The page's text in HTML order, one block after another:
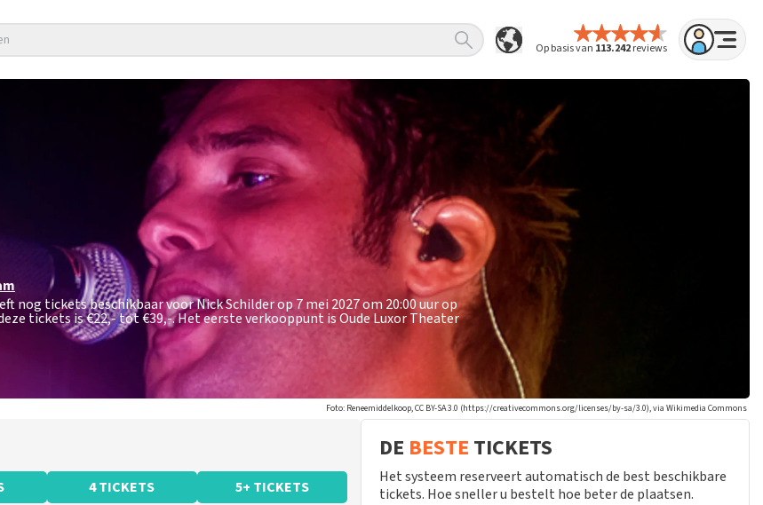
Op basis van 113.242reviews
nog tickets beschikbaar voor Nick Schilder op 7 mei 2027 om 20:00 uur op
tickets is€22,- tot €39,-. Het eerste verkooppunt is Oude Luxor Theater
Foto: Reneemiddelkoop, CC BY-SA 3.0 (https://creativecommons.org/licenses/by-sa/3.0), via Wikimedia Commons
4 TICKETS 5+ TICKETS
DE BESTE TICKETS
Het systeem reserveert automatisch de best beschikbare
tickets. Hoe sneller u bestelt hoe beter de plaatsen.